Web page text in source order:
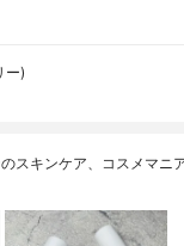
ー)
スキンケア、コスメマニ